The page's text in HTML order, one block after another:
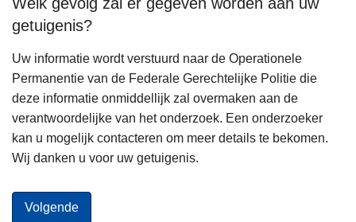
getuigenis?
Uw informatie wordt verstuurd naar de Operationele
Permanentie van de Federale Gerechtelijke Politie die
deze informatie onmiddellijk zal overmaken aan de
verantwoordelijke van het onderzoek. Een onderzoeker
kan u mogelijk contacteren om meer details te bekomen.
Wij danken u voor uw getuigenis.